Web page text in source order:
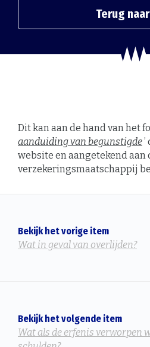
Terug naar
Dit kan aan de hand van het
aanduiding van begunstigde
website en aangetekend aan
verzekeringsmaatschappij
Bekijk het vorige item
Wat in geval van overlijden?
Bekijk het volgende item
Wat als de erfenis verworpen